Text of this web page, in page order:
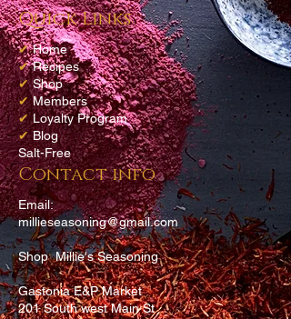
Quick Links
✔Home
✔Recipes
✔Shop
✔Members
✔Loyalty Program
✔Blog
Salt-Free
Contact info
Email:
millieseasoning@gmail.com
Shop Millie's Seasoning
Gastonia E&P Market
201 South west Main St